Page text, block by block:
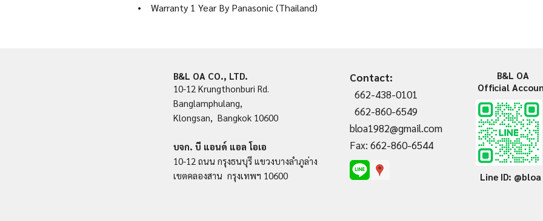
• Warranty 1 Year By Panasonic (Thailand)
B&L OA CO., LTD.
10-12 Krungthonburi Rd.
Banglamphulang,
Klongsan, Bangkok 10600
บจก. บี แอนด์ แอล โอเอ
10-12 ถนน กรุงธนบุรี แขวงบางลำภูล่าง
เขตคลองสาน กรุงเทพฯ 10600
Contact:
662-438-0101
662-860-6549
bloa1982@gmail.com
Fax: 662-860-6544
B&L OA
Official
Line ID: @bloa